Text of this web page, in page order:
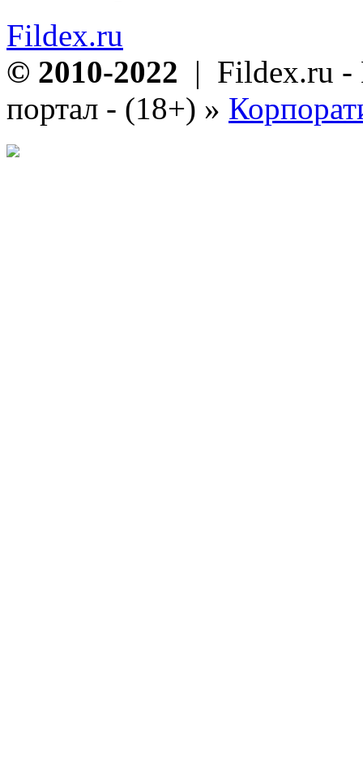
Fildex.ru
© 2010-2022 | Fildex.ru -
портал - (18+) »